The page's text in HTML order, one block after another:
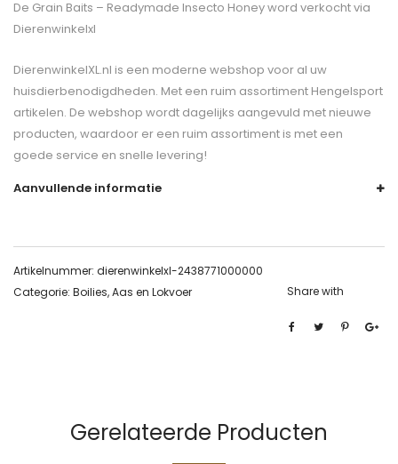
De Grain Baits – Readymade Insecto Honeyword verkocht via
Dierenwinkelxl
DierenwinkelXL.nl is een moderne webshop voor al uw
huisdierbenodigdheden. Met een ruim assortiment Hengelsport
artikelen. De webshop wordt dagelijks aangevuld met nieuwe
producten, waardoor er een ruim assortiment is met een
goede service en snelle levering!
Aanvullende informatie
Artikelnummer: dierenwinkelxl-2438771000000
Categorie: Boilies, Aas en Lokvoer Share with
Gerelateerde Producten